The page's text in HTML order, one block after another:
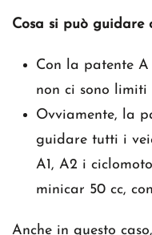
Cosa si può guidare
Con la patente
non ci sono
Ovviamente, la
guidare tutti i
A1, A2 i
minicar 50 cc,
Anche in questo